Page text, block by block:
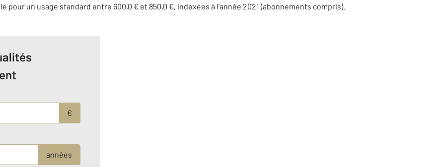
pour un usage standard entre 600,0 € et 850,0 €, indexées à l'année 2021 (abonnements compris).
€
années